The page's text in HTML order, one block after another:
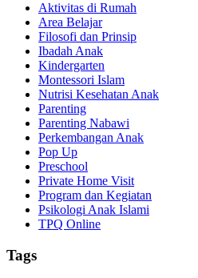
Aktivitas di Rumah
Area Belajar
Filosofi dan Prinsip
Ibadah Anak
Kindergarten
Montessori Islam
Nutrisi Kesehatan Anak
Parenting
Parenting Nabawi
Perkembangan Anak
Pop Up
Preschool
Private Home Visit
Program dan Kegiatan
Psikologi Anak Islami
TPQ Online
Tags